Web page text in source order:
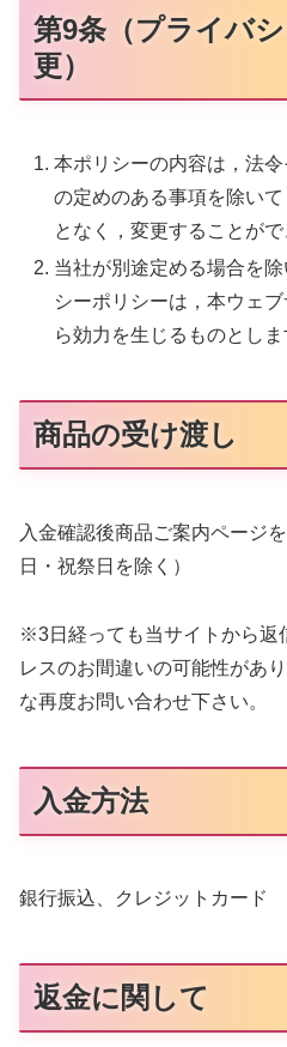
第9条（プライバ
更）
本ポリシーの内容は，法
の定めのある事項を除い
となく，変更することがで
当社が別途定める場合を
シーポリシーは，本ウェ
ら効力を生じるものとしま
商品の受け渡し
入金確認後商品ご案内ページ
日・祝祭日を除く）
※3日経っても当サイトから返
レスのお間違いの可能性があ
な再度お問い合わせ下さい。
入金方法
銀行振込、クレジットカード
返金に関して